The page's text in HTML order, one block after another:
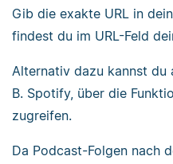
Gib die exakte URL in
findest du im URL-Feld
Alternativ dazu kannst du
B. Spotify, über die
zugreifen.
Da Podcast-Folgen nach